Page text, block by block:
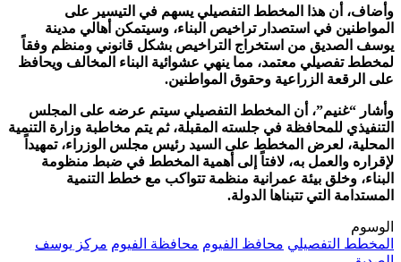
وأضاف، أن هذا المخطط التفصيلي يسهم في التيسير على
المواطنين في استصدار تراخيص البناء، وسيتمكن أهالي مدينة
يوسف الصديق من استخراج التراخيص بشكل قانوني ومنظم وفقاً
لمخطط تفصيلي معتمد، مما ينهي عشوائية البناء المخالف ويحافظ
على الرقعة الزراعية وحقوق المواطنين.
وأشار “غنيم”، أن المخطط التفصيلي سيتم عرضه على المجلس
التنفيذي للمحافظة في جلسته المقبلة، ثم يتم مخاطبة وزارة التنمية
المحلية، لعرض المخطط على السيد رئيس مجلس الوزراء، تمهيداً
لإقراره والعمل به، لافتاً إلى أهمية المخطط في ضبط منظومة
البناء، وخلق بيئة عمرانية منظمة تتواكب مع خطط التنمية
المستدامة التي تتبناها الدولة.
الوسوم
المخطط التفصيلي محافظ الفيوم محافظة الفيوم مركز يوسف